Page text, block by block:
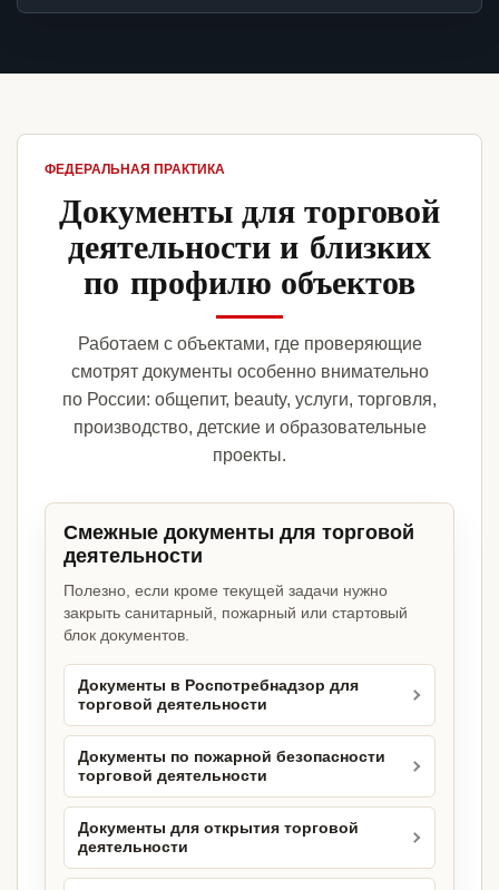
ФЕДЕРАЛЬНАЯ ПРАКТИКА
Документы для торговой
деятельности и близких
по профилю объектов
Работаем с объектами, где проверяющие
смотрят документы особенно внимательно
по России: общепит, beauty, услуги, торговля,
производство, детские и образовательные
проекты.
Смежные документы для торговой
деятельности
Полезно, если кроме текущей задачи нужно
закрыть санитарный, пожарный или стартовый
блок документов.
Документы в Роспотребнадзор для
торговой деятельности
Документы по пожарной безопасности
торговой деятельности
Документы для открытия торговой
деятельности